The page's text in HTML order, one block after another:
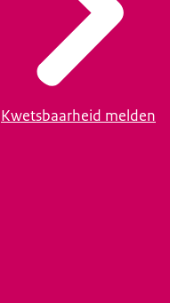
Kwetsbaarheid melden